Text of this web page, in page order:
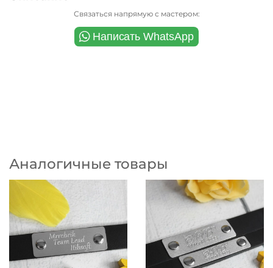
Связаться напрямую с мастером:
Аналогичные товары